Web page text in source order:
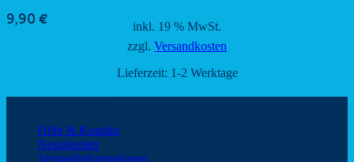
9,90 €
inkl. 19 % MwSt.
zzgl. Versandkosten
Lieferzeit: 1-2 Werktage
Hilfe & Kontakt
Neuigkeiten
Versandinformationen